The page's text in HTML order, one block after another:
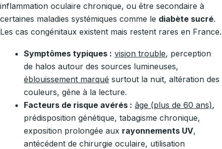
inflammation oculaire chronique, ou être secondaire à
certaines maladies systémiques comme le diabète sucré.
Les cas congénitaux existent mais restent rares en France.
Symptômes typiques : vision trouble, perception
de halos autour des sources lumineuses,
éblouissement marqué surtout la nuit, altération des
couleurs, gêne à la lecture.
Facteurs de risque avérés : âge (plus de 60 ans),
prédisposition génétique, tabagisme chronique,
exposition prolongée aux rayonnements UV,
antécédent de chirurgie oculaire, utilisation